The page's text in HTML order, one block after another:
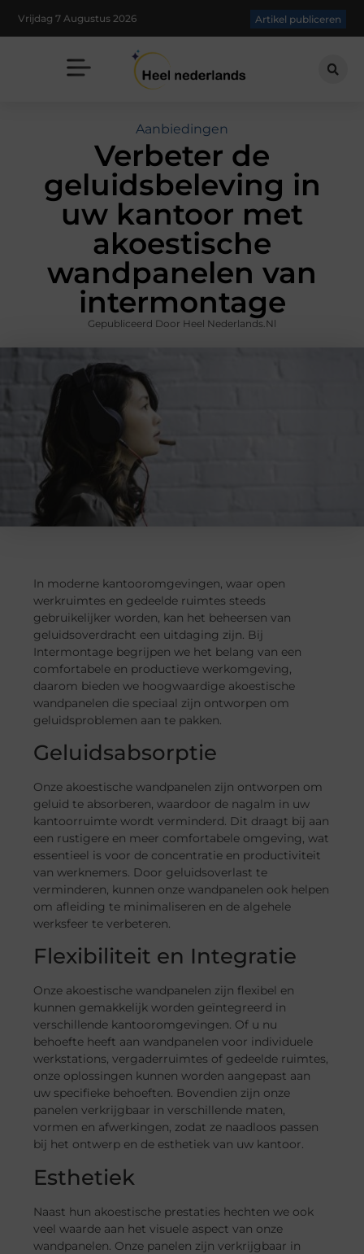
Vrijdag 7 Augustus 2026 Artikel publiceren
Aanbiedingen
Verbeter de
geluidsbeleving in
uw kantoor met
akoestische
wandpanelen van
intermontage
Gepubliceerd Door Heel Nederlands.nl
In moderne kantooromgevingen, waar open
werkruimtes en gedeelde ruimtes steeds
gebruikelijker worden, kan het beheersen van
geluidsoverdracht een uitdaging zijn. Bij
Intermontage begrijpen we het belang van een
comfortabele en productieve werkomgeving,
daarom bieden we hoogwaardige akoestische
wandpanelen die speciaal zijn ontworpen om
geluidsproblemen aan te pakken.
Geluidsabsorptie
Onze akoestische wandpanelen zijn ontworpen om
geluid te absorberen, waardoor de nagalm in uw
kantoorruimte wordt verminderd. Dit draagt bij aan
een rustigere en meer comfortabele omgeving, wat
essentieel is voor de concentratie en productiviteit
van werknemers. Door geluidsoverlast te
verminderen, kunnen onze wandpanelen ook helpen
om afleiding te minimaliseren en de algehele
werksfeer te verbeteren.
Flexibiliteit en Integratie
Onze akoestische wandpanelen zijn flexibel en
kunnen gemakkelijk worden geïntegreerd in
verschillende kantooromgevingen. Of u nu
behoefte heeft aan wandpanelen voor individuele
werkstations, vergaderruimtes of gedeelde ruimtes,
onze oplossingen kunnen worden aangepast aan
uw specifieke behoeften. Bovendien zijn onze
panelen verkrijgbaar in verschillende maten,
vormen en afwerkingen, zodat ze naadloos passen
bij het ontwerp en de esthetiek van uw kantoor.
Esthetiek
Naast hun akoestische prestaties hechten we ook
veel waarde aan het visuele aspect van onze
wandpanelen. Onze panelen zijn verkrijgbaar in